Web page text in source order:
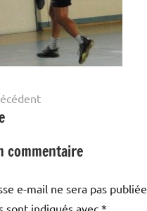
commentaire
e-mail ne sera pas publiée.
sont indiqués avec *